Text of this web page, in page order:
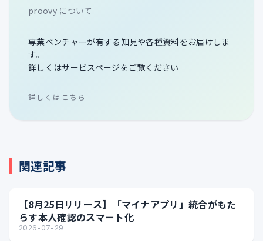
proovy について
専業ベンチャーが有する知見や各種資料をお届けしま
す。
詳しくはサービスページをご覧ください
詳しくはこちら
関連記事
【8月25日リリース】「マイナアプリ」統合がもた
らす本人確認のスマート化
2026-07-29